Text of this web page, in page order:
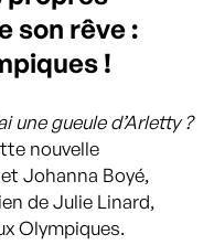
son rêve :
!
une gueule d’Arletty ?
nouvelle
Johanna Boyé,
de Julie Linard,
Olympiques.